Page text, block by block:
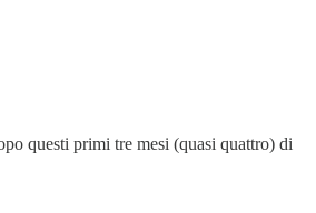
questi primi tre mesi (quasi quattro) di